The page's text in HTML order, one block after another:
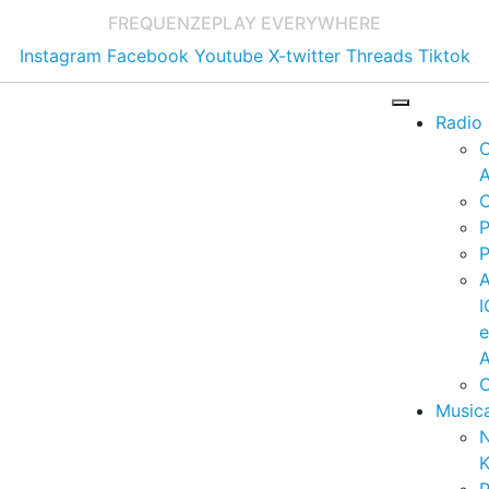
FREQUENZEPLAY EVERYWHERE
Instagram Facebook Youtube X-twitter Threads Tiktok
Radio
e